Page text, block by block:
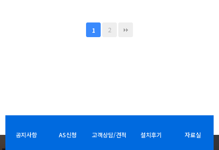
1 2
공지사항 AS신청 고객상담/견적 설치후기 자료실